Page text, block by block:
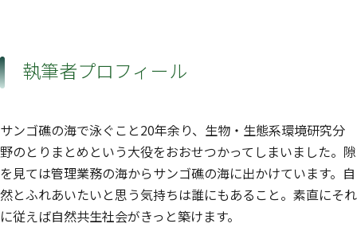
執筆者プロフィール
サンゴ礁の海で泳ぐこと20年余り、生物・生態系環境研究分
野のとりまとめという大役をおおせつかってしまいました。隙
を見ては管理業務の海からサンゴ礁の海に出かけています。自
然とふれあいたいと思う気持ちは誰にもあること。素直にそれ
に従えば自然共生社会がきっと築けます。